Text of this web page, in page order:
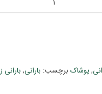
,پوشاک برچسب: بارانی, بارانی